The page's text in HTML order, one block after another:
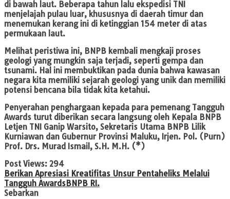
di bawah laut. Beberapa tahun lalu ekspedisi TNI
menjelajah pulau luar, khususnya di daerah timur dan
menemukan kerang ini di ketinggian 154 meter di atas
permukaan laut.
Melihat peristiwa ini, BNPB kembali mengkaji proses
geologi yang mungkin saja terjadi, seperti gempa dan
tsunami. Hal ini membuktikan pada dunia bahwa kawasan
negara kita memiliki sejarah geologi yang unik dan memiliki
potensi bencana bila tidak kita ketahui.
Penyerahan penghargaan kepada para pemenang Tangguh
Awards turut diberikan secara langsung oleh Kepala BNPB
Letjen TNI Ganip Warsito, Sekretaris Utama BNPB Lilik
Kurniawan dan Gubernur Provinsi Maluku, Irjen. Pol. (Purn)
Prof. Drs. Murad Ismail, S.H. M.H. (*)
Post Views: 294
Berikan Apresiasi Kreatifitas Unsur Pentaheliks Melalui
Tangguh AwardsBNPB RI.
Sebarkan